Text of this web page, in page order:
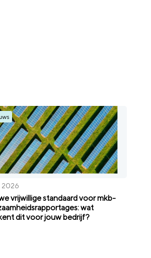
2026
vrijwillige standaard voor mkb-
wat
dit voor jouw bedrijf?